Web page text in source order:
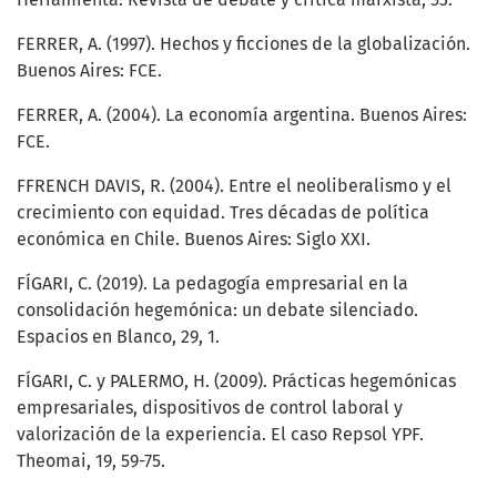
FERRER, A. (1997). Hechos y ficciones de la globalización.
Buenos Aires: FCE.
FERRER, A. (2004). La economía argentina. Buenos Aires:
FCE.
FFRENCH DAVIS, R. (2004). Entre el neoliberalismo y el
crecimiento con equidad. Tres décadas de política
económica en Chile. Buenos Aires: Siglo XXI.
FÍGARI, C. (2019). La pedagogía empresarial en la
consolidación hegemónica: un debate silenciado.
Espacios en Blanco, 29, 1.
FÍGARI, C. y PALERMO, H. (2009). Prácticas hegemónicas
empresariales, dispositivos de control laboral y
valorización de la experiencia. El caso Repsol YPF.
Theomai, 19, 59-75.